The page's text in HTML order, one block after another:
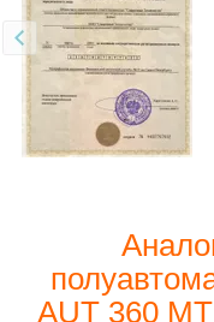
AUT 360 МТ